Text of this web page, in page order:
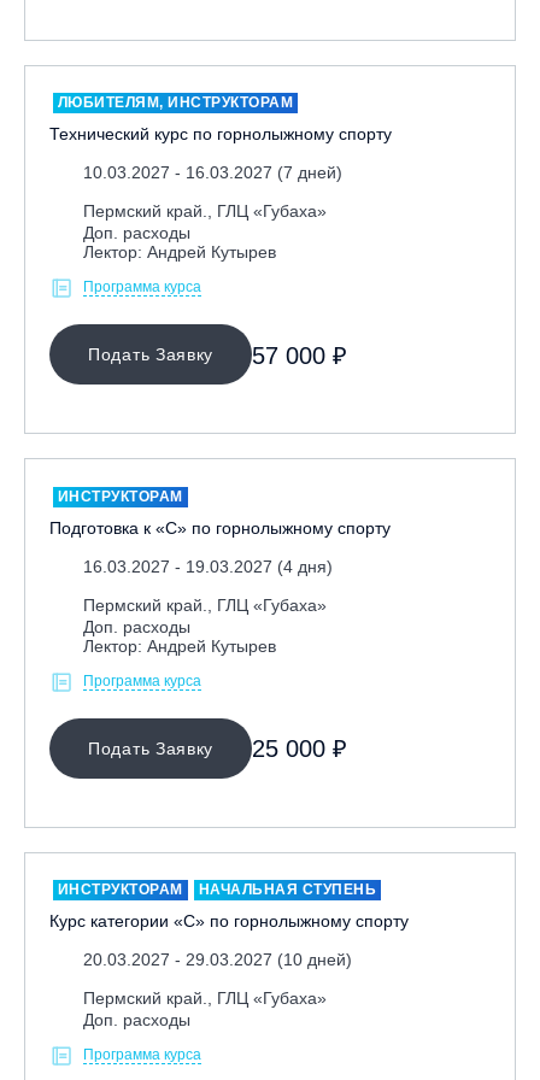
Москва, СК «Кант»
Москва, Скалодром "Атмосфера"
Москва, СЭК «Лата Трэк»
Москва, ул. Олеко Дундича 19/15
Московская обл., ВГК «Лисья Гора»
Московская обл., ГК Леонида Тягачёва
Московская обл., ГЛК «Красная Горка»
Московская обл., Сергиев Посад, вейк парк Boardberry
Нижегородская обл., СК «Хабарское»
Пермский край., ГЛЦ «Губаха»
Пермь, ГК «Жебреи»
Приморский край, ГЛК «Медвежья Долина»
Республика Алтай, ВК «Манжерок»
Республика Башкортостан, ГЛЦ "Банное"
Республика Башкортостан., с. Новоабзаково, ГЛЦ
Санкт-Петербург, Всесезонный курорт «Игора»
Санкт-Петербург, Скейт-парк под мостом Бетанкура
Сочи, ГТЦ «Газпром»
Узбекистан, ГКЛЦ «Amirsoy»
Уфа,СШОР ПО БИАТЛОНУ РБ
Челябинская обл., Миасс, Вейк-клуб «Мастер»
Чусовой, ГК «Такман»
Южно-Сахалинск, СТК «Горный воздух»
ЛЮБИТЕЛЯМ, ИНСТРУКТОРАМ
Технический курс по горнолыжному спорту
10.03.2027 - 16.03.2027 (7 дней)
Пермский край., ГЛЦ «Губаха»
Доп. расходы
Лектор: Андрей Кутырев
Программа курса
Подать Заявку 57 000 ₽
ИНСТРУКТОРАМ
Подготовка к «С» по горнолыжному спорту
16.03.2027 - 19.03.2027 (4 дня)
Пермский край., ГЛЦ «Губаха»
Доп. расходы
Лектор: Андрей Кутырев
Программа курса
Подать Заявку 25 000 ₽
ИНСТРУКТОРАМ НАЧАЛЬНАЯ СТУПЕНЬ
Курс категории «С» по горнолыжному спорту
20.03.2027 - 29.03.2027 (10 дней)
Пермский край., ГЛЦ «Губаха»
Доп. расходы
Программа курса